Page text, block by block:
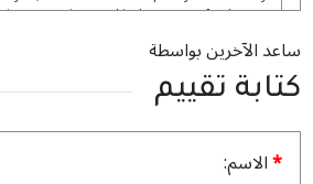
ساعد الآخرين بواسطة
كتابة تقييم
الاسم:
so precise, and it drapes perfectly. You
can tell it was made with care and passion.
Salma